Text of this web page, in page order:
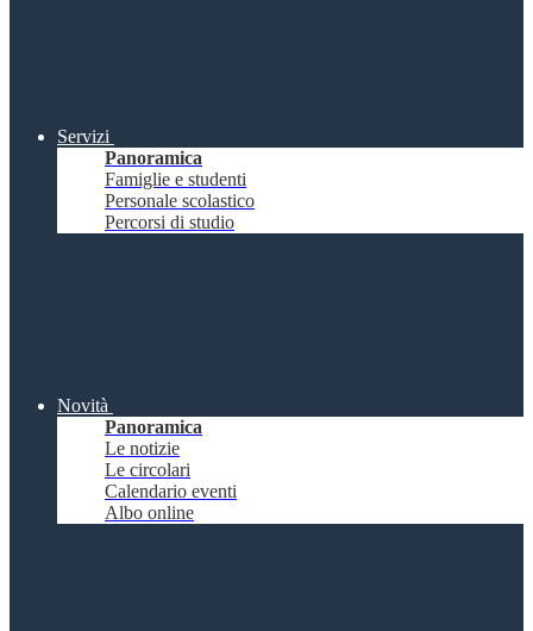
Servizi
Panoramica
Famiglie e studenti
Personale scolastico
Percorsi di studio
Novità
Panoramica
Le notizie
Le circolari
Calendario eventi
Albo online